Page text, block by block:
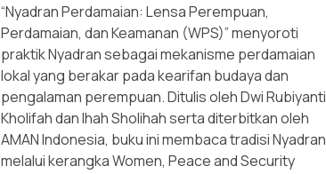
“Nyadran Perdamaian: Lensa Perempuan,
Perdamaian, dan Keamanan (WPS)” menyoroti
praktik Nyadran sebagai mekanisme perdamaian
lokal yang berakar pada kearifan budaya dan
pengalaman perempuan. Ditulis oleh Dwi Rubiyanti
Kholifah dan Ihah Sholihah serta diterbitkan oleh
AMAN Indonesia, buku ini membaca tradisi Nyadran
melalui kerangka Women, Peace and Security